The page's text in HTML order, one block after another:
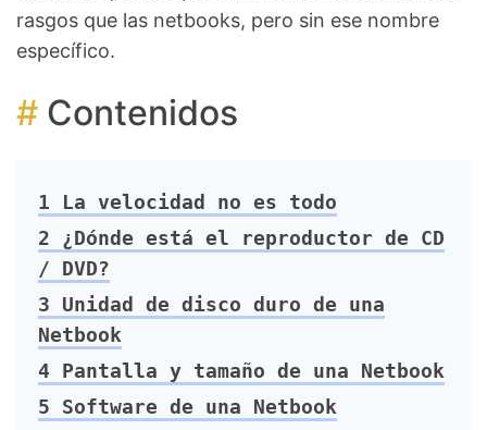
rasgos que las netbooks, pero sin ese nombre
específico.
Contenidos
1 La velocidad no es todo
2 ¿Dónde está el reproductor de CD
/ DVD?
3 Unidad de disco duro de una
Netbook
4 Pantalla y tamaño de una Netbook
5 Software de una Netbook